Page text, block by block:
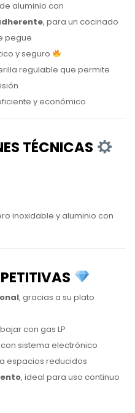
aluminio con
, para un cocinado
pegue
y seguro
regulable que permite
y económico
TÉCNICAS
inoxidable y aluminio con
, gracias a su plato
con gas LP
sistema electrónico
espacios reducidos
, ideal para uso continuo